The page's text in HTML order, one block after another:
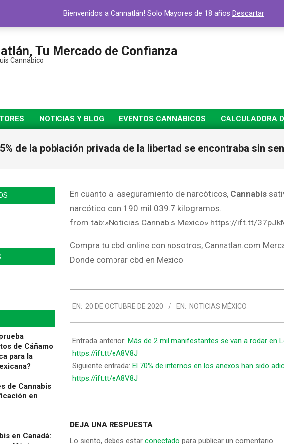
Tu Mercado de Confianza
Cannábico
NOTICIAS Y BLOG EVENTOS CANNÁBICOS CALCULADORA
de la población privada de la libertad se encontraba sin
En cuanto al aseguramiento de narcóticos, Cannabis
narcótico con 190 mil 039.7 kilogramos.
from tab:»Noticias Cannabis Mexico» https://ift.tt/
Compra tu cbd online con nosotros, Cannatlan.com
Donde comprar cbd en Mexico
10-
20
EN: 20 DE OCTUBRE DE 2020 EN: NOTICIAS MÉXICO
Entrada anterior:Más de 2 mil manifestantes se van a rodar en
https://ift.tt/eA8V8J
Siguiente entrada:El 70% de internos en los anexos han sido
https://ift.tt/eA8V8J
DEJA UNA RESPUESTA
Lo siento, debes estarconectado para publicar un comentario.
de Cáñamo
para la
de Cannabis
en
en Canadá:
Bienvenidos a Cannatlán! Solo Mayores de 18 años Descartar